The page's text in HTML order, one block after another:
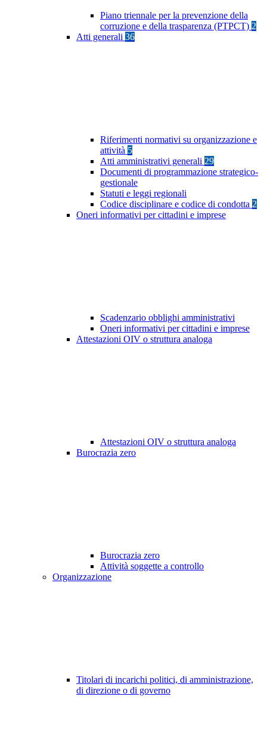
Piano triennale per la prevenzione della
corruzione e della trasparenza (PTPCT) 2
Atti generali 36
Riferimenti normativi su organizzazione e
attività 5
Atti amministrativi generali 29
Documenti di programmazione strategico-
gestionale
Statuti e leggi regionali
Codice disciplinare e codice di condotta 2
Oneri informativi per cittadini e imprese
Scadenzario obblighi amministrativi
Oneri informativi per cittadini e imprese
Attestazioni OIV o struttura analoga
Attestazioni OIV o struttura analoga
Burocrazia zero
Burocrazia zero
Attività soggette a controllo
Organizzazione
Titolari di incarichi politici, di amministrazione,
di direzione o di governo